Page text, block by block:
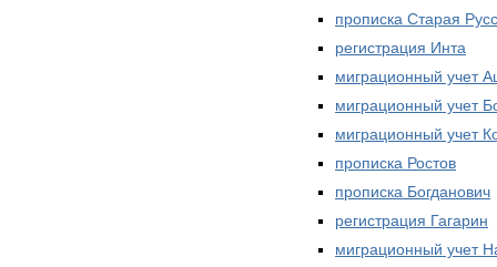
прописка Старая
регистрация Инта
миграционный учет
миграционный учет
миграционный учет
прописка Ростов
прописка Богданович
регистрация Гагарин
миграционный учет